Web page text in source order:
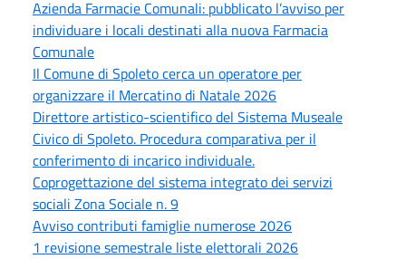
Azienda Farmacie Comunali: pubblicato l’avviso per
individuare i locali destinati alla nuova Farmacia
Comunale
Il Comune di Spoleto cerca un operatore per
organizzare il Mercatino di Natale 2026
Direttore artistico-scientifico del Sistema Museale
Civico di Spoleto. Procedura comparativa per il
conferimento di incarico individuale.
Coprogettazione del sistema integrato dei servizi
sociali Zona Sociale n. 9
Avviso contributi famiglie numerose 2026
1 revisione semestrale liste elettorali 2026